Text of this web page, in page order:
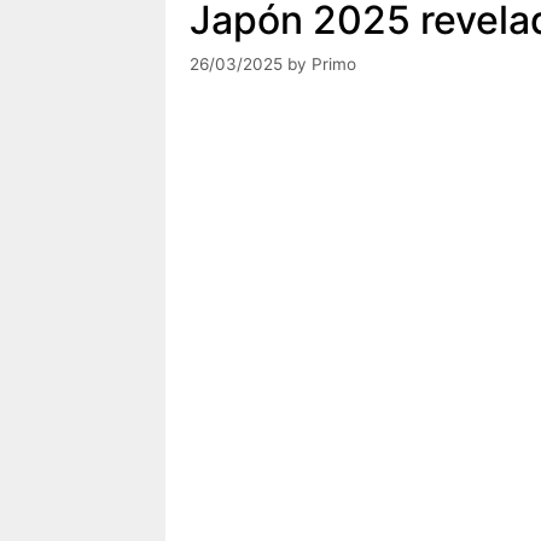
Japón 2025
26/03/2025 by Primo